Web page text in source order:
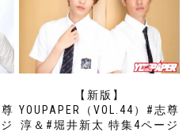
【新版】
YOUPAPER（VOL.44）#志尊
淳＆#堀井新太 特集4ページ